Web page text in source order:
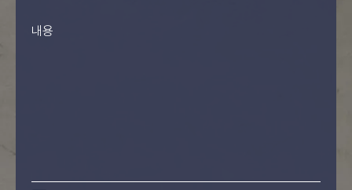
내용